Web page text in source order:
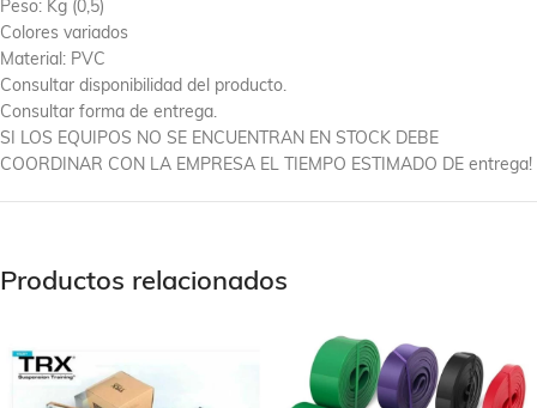
Peso: Kg (0,5)
Colores variados
Material: PVC
Consultar disponibilidad del producto.
Consultar forma de entrega.
SI LOS EQUIPOS NO SE ENCUENTRAN EN STOCK DEBE
COORDINAR CON LA EMPRESA EL TIEMPO ESTIMADO DE entrega!
Productos relacionados